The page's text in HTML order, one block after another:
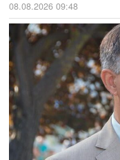
08.08.2026 09:48